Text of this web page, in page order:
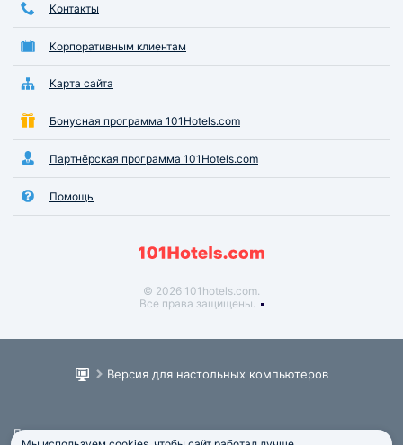
Контакты
Корпоративным клиентам
Карта сайта
Бонусная программа 101Hotels.com
Партнёрская программа 101Hotels.com
Помощь
© 2026 101hotels.com.
Все права защищены.
Версия для настольных компьютеров
Пользовательское соглашение